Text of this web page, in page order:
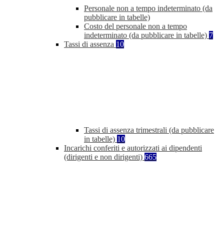
Personale non a tempo indeterminato (da
pubblicare in tabelle)
Costo del personale non a tempo
indeterminato (da pubblicare in tabelle) 7
Tassi di assenza 10
Tassi di assenza trimestrali (da pubblicare
in tabelle) 10
Incarichi conferiti e autorizzati ai dipendenti
(dirigenti e non dirigenti) 665